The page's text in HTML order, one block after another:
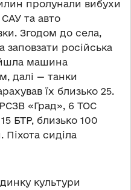
пролунали вибухи
та авто
Згодом до села,
заповзати російська
машина
далі — танки
їх близько 25.
«Град», 6 ТОС
БТР, близько 100
Піхота сиділа
культури